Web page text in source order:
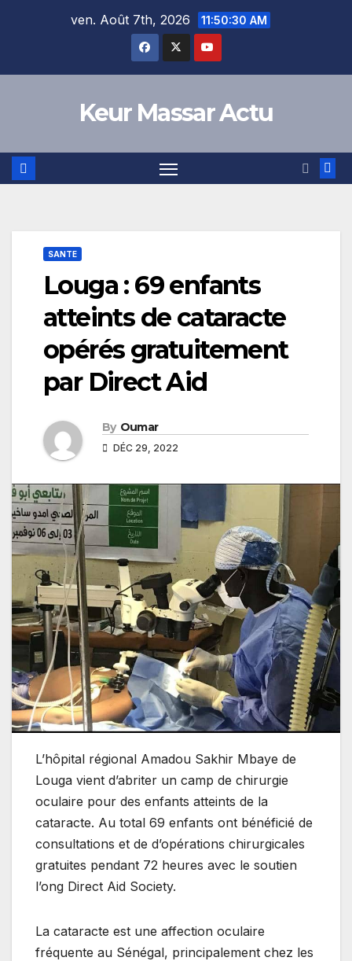
ven. Août 7th, 2026 11:50:30 AM
Keur Massar Actu
SANTE
Louga : 69 enfants
atteints de cataracte
opérés gratuitement
par Direct Aid
By Oumar
DÉC 29, 2022
L’hôpital régional Amadou Sakhir Mbaye de
Louga vient d’abriter un camp de chirurgie
oculaire pour des enfants atteints de la
cataracte. Au total 69 enfants ont bénéficié de
consultations et de d’opérations chirurgicales
gratuites pendant 72 heures avec le soutien
l’ong Direct Aid Society.
La cataracte est une affection oculaire
fréquente au Sénégal, principalement chez les